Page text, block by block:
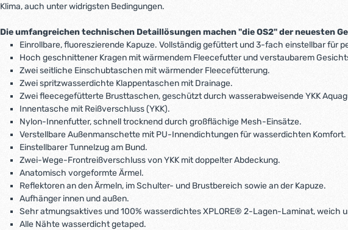
Klima, auch unter widrigsten Bedingungen.
Die umfangreichen technischen Detaillösungen machen "die OS2" der neuesten
Einrollbare, fluoreszierende Kapuze. Vollständig gefüttert und 3-fach einstellbar für
Hoch geschnittener Kragen mit wärmendem Fleecefutter und verstaubarem
Zwei seitliche Einschubtaschen mit wärmender Fleecefütterung.
Zwei spritzwasserdichte Klappentaschen mit Drainage.
Zwei fleecegefütterte Brusttaschen, geschützt durch wasserabweisende YKK
Innentasche mit Reißverschluss (YKK).
Nylon-Innenfutter, schnell trocknend durch großflächige Mesh-Einsätze.
Verstellbare Außenmanschette mit PU-Innendichtungen für wasserdichten Komfort.
Einstellbarer Tunnelzug am Bund.
Zwei-Wege-Frontreißverschluss von YKK mit doppelter Abdeckung.
Anatomisch vorgeformte Ärmel.
Reflektoren an den Ärmeln, im Schulter- und Brustbereich sowie an der Kapuze.
Aufhänger innen und außen.
Sehr atmungsaktives und 100% wasserdichtes XPLORE® 2-Lagen-Laminat, weich
Alle Nähte wasserdicht getaped.